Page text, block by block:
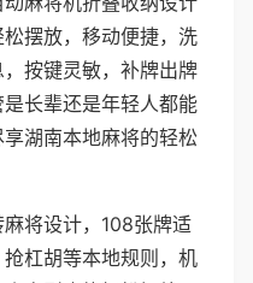
摆放，移动便捷，洗
按键灵敏，补牌出牌
长辈还是年轻人都能
湖南本地麻将的轻松
将设计，108张牌适
杠胡等本地规则，机